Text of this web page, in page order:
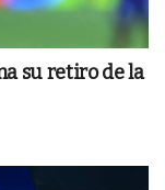
su retiro de la